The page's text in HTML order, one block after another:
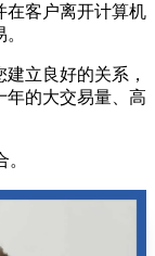
在客户离开计算机
立良好的关系，
年的大交易量、高